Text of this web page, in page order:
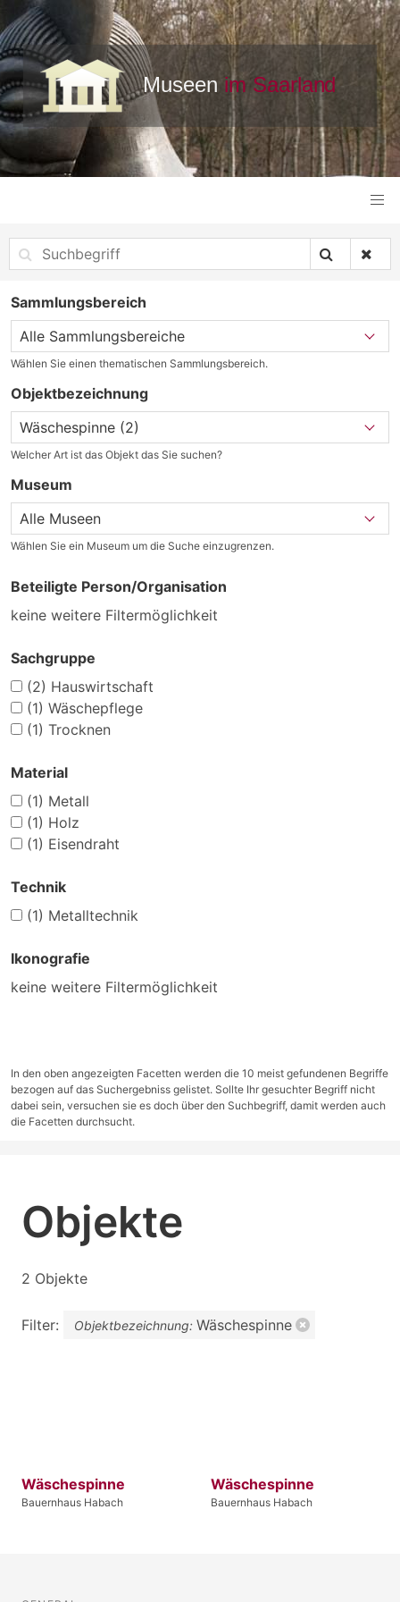
Sammlungsbereich
Wählen Sie einen thematischen Sammlungsbereich.
Objektbezeichnung
Welcher Art ist das Objekt das Sie suchen?
Museum
Wählen Sie ein Museum um die Suche einzugrenzen.
Beteiligte Person/Organisation
keine weitere Filtermöglichkeit
Sachgruppe
(2) Hauswirtschaft
(1) Wäschepflege
(1) Trocknen
Material
(1) Metall
(1) Holz
(1) Eisendraht
Technik
(1) Metalltechnik
Ikonografie
keine weitere Filtermöglichkeit
In den oben angezeigten Facetten werden die 10 meist gefundenen Begriffe
bezogen auf das Suchergebniss gelistet. Sollte Ihr gesuchter Begriff nicht
dabei sein, versuchen sie es doch über den Suchbegriff, damit werden auch
die Facetten durchsucht.
Objekte
2 Objekte
Filter: Objektbezeichnung: Wäschespinne
Wäschespinne
Bauernhaus Habach
Wäschespinne
Bauernhaus Habach